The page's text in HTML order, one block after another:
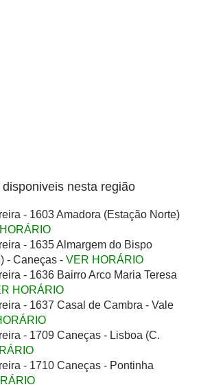
nesta região
- 1603 Amadora (Estação Norte)
- 1635 Almargem do Bispo
- Caneças - VER HORÁRIO
- 1636 Bairro Arco Maria Teresa
HORÁRIO
- 1637 Casal de Cambra - Vale
- 1709 Caneças - Lisboa (C.
- 1710 Caneças - Pontinha